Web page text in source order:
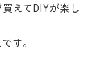
えてDIYが楽し
す。